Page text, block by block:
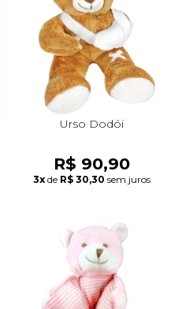
Urso Dodói
R$ 90,90
3x de R$ 30,30 sem juros